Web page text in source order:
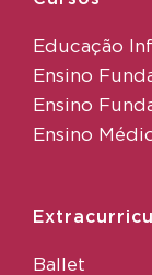
Educação
Ensino
Ensino
Ensino
Ballet